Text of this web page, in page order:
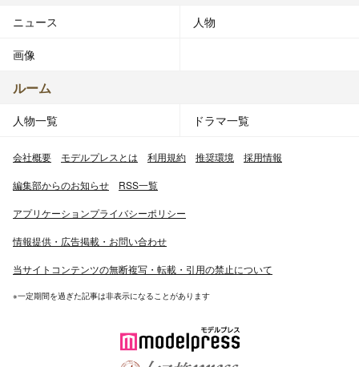
ニュース 人物
画像
ルーム
人物一覧 ドラマ一覧
会社概要 モデルプレスとは 利用規約 推奨環境 採用情報
編集部からのお知らせ RSS一覧
アプリケーションプライバシーポリシー
情報提供・広告掲載・お問い合わせ
当サイトコンテンツの無断複写・転載・引用の禁止について
※一定期間を過ぎた記事は非表示になることがあります